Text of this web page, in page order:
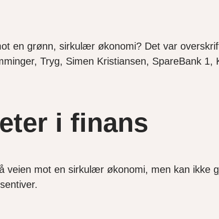
en grønn, sirkulær økonomi? Det var
Tryg, Simen Kristiansen, SpareBank 1,
i finans
mot en sirkulær økonomi, men kan ikke